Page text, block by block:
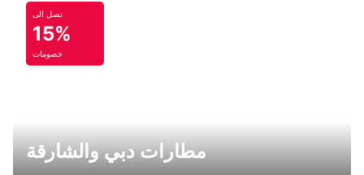
تصل الى
15%
خصومات
مطارات دبي والشارقة